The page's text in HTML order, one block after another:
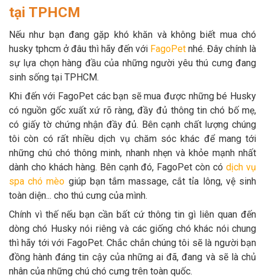
tại TPHCM
Nếu như bạn đang gặp khó khăn và không biết mua chó
husky tphcm ở đâu thì hãy đến với FagoPet nhé. Đây chính là
sự lựa chọn hàng đầu của những người yêu thú cưng đang
sinh sống tại TPHCM.
Khi đến với FagoPet các bạn sẽ mua được những bé Husky
có nguồn gốc xuất xứ rõ ràng, đầy đủ thông tin chó bố mẹ,
có giấy tờ chứng nhận đầy đủ. Bên cạnh chất lượng chúng
tôi còn có rất nhiều dịch vụ chăm sóc khác để mang tới
những chú chó thông minh, nhanh nhẹn và khỏe mạnh nhất
dành cho khách hàng. Bên cạnh đó, FagoPet còn códịch vụ
spa chó mèo giúp bạn tắm massage, cắt tỉa lông, vệ sinh
toàn diện... cho thú cưng của mình.
Chính vì thế nếu bạn cần bất cứ thông tin gì liên quan đến
dòng chó Husky nói riêng và các giống chó khác nói chung
thì hãy tới với FagoPet. Chắc chắn chúng tôi sẽ là người bạn
đồng hành đáng tin cậy của những ai đã, đang và sẽ là chủ
nhân của những chú chó cưng trên toàn quốc.